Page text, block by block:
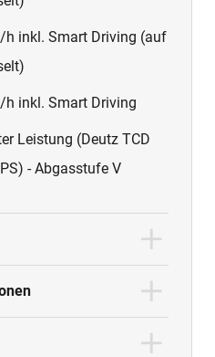
h inkl. Smart Driving (auf
h inkl. Smart Driving
Leistung (Deutz TCD
- Abgasstufe V